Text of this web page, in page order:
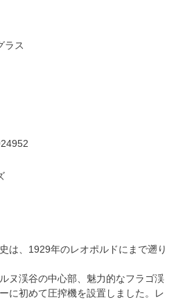
ラス
は、1929年のレオポルドにまで遡り
ヌ渓谷の中心部、魅力的なフラゴ渓
に初めて圧搾機を設置しました。レ